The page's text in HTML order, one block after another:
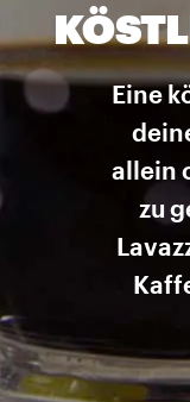
Eine
allein
zu